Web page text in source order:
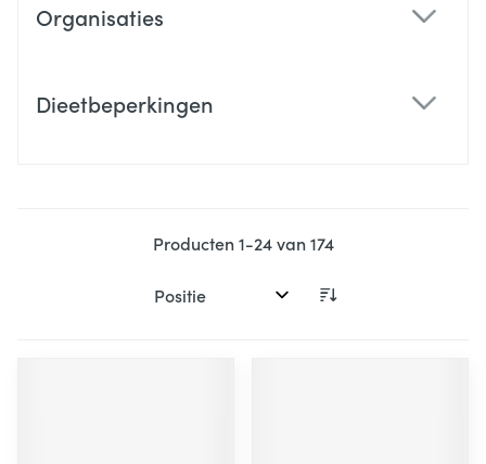
Organisaties
Dieetbeperkingen
Producten1-24van174
Sorteer op: